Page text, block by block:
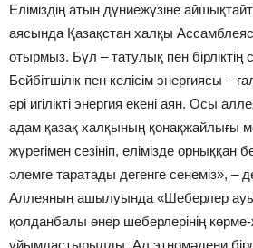
Еліміздің атын дүниежүзіне
аясында Қазақстан халқы
отырмыз. Бұл – татулық пен бірліктің
Бейбітшілік пен келісім энергия­сы –
әрі игілікті энергия екені аян. Осы
адам қазақ халқының қонақжайлығы
жүрегімен сезініп, елімізде орныққан
әлемге таратады дегенге сенеміз», –
Аллеяның ашылуында «Шеберлер
қолданбалы өнер шеберлерінің
ұйымдастырылды. Ал этно­мәдени